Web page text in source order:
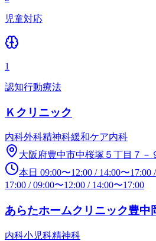
児童対応
1
認知行動療法
Ｋクリニック
内科外科精神科緩和ケア内科
大阪府豊中市中桜塚５丁目７－
本日 09:00〜12:00 / 14:00〜17:00 /
17:00 /09:00〜12:00 / 14:00〜17:00
あらたホームクリニック豊中
内科小児科精神科